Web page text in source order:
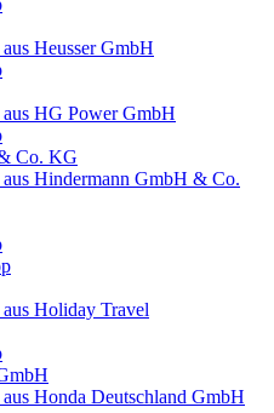
Heusser GmbH
HG Power GmbH
Co. KG
aus Hindermann GmbH & Co.
Holiday Travel
Honda Deutschland GmbH